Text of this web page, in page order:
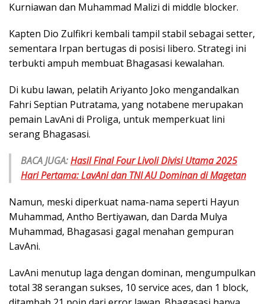
Kurniawan dan Muhammad Malizi di middle blocker.
Kapten Dio Zulfikri kembali tampil stabil sebagai setter,
sementara Irpan bertugas di posisi libero. Strategi ini
terbukti ampuh membuat Bhagasasi kewalahan.
Di kubu lawan, pelatih Ariyanto Joko mengandalkan
Fahri Septian Putratama, yang notabene merupakan
pemain LavAni di Proliga, untuk memperkuat lini
serang Bhagasasi.
BACA JUGA:Hasil Final Four Livoli Divisi Utama 2025
Hari Pertama: LavAni dan TNI AU Dominan di Magetan
Namun, meski diperkuat nama-nama seperti Hayun
Muhammad, Antho Bertiyawan, dan Darda Mulya
Muhammad, Bhagasasi gagal menahan gempuran
LavAni.
LavAni menutup laga dengan dominan, mengumpulkan
total 38 serangan sukses, 10 service aces, dan 1 block,